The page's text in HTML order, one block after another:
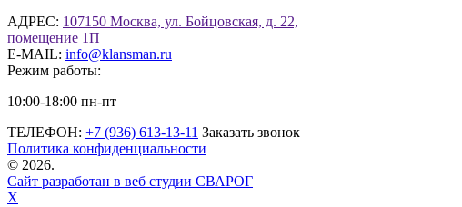
АДРЕС: 107150 Москва, ул. Бойцовская, д. 22,
помещение 1П
E-MAIL: info@klansman.ru
Режим работы:
10:00-18:00 пн-пт
ТЕЛЕФОН: +7 (936) 613-13-11 Заказать звонок
Политика конфиденциальности
© 2026.
Сайт разработан в веб студии СВАРОГ
X